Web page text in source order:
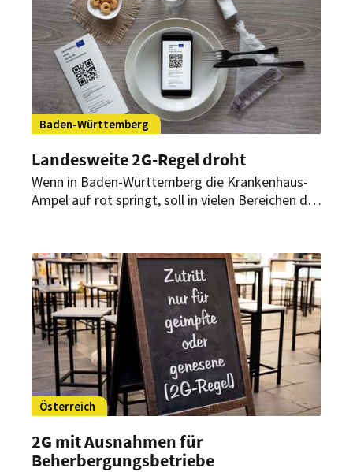
Baden-Württemberg
Landesweite 2G-Regel droht
Wenn in Baden-Württemberg die Krankenhaus-
Ampel auf rot springt, soll in vielen Bereichen die
Österreich
2G mit Ausnahmen für
Beherbergungsbetriebe